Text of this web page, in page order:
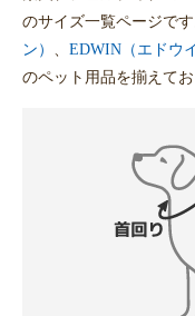
のサイズ一覧ページです
ン） 、 EDWIN（エドウ
のペット用品を揃えてお